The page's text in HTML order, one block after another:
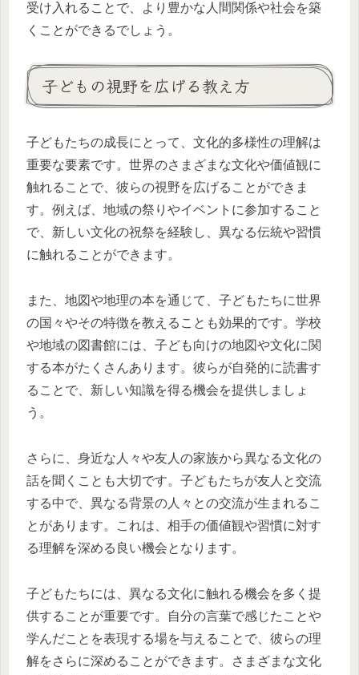
受け入れることで、より豊かな人間関係や社会を築
くことができるでしょう。
子どもの視野を広げる教え方
子どもたちの成長にとって、文化的多様性の理解は
重要な要素です。世界のさまざまな文化や価値観に
触れることで、彼らの視野を広げることができま
す。例えば、地域の祭りやイベントに参加すること
で、新しい文化の祝祭を経験し、異なる伝統や習慣
に触れることができます。
また、地図や地理の本を通じて、子どもたちに世界
の国々やその特徴を教えることも効果的です。学校
や地域の図書館には、子ども向けの地図や文化に関
する本がたくさんあります。彼らが自発的に読書す
ることで、新しい知識を得る機会を提供しましょ
う。
さらに、身近な人々や友人の家族から異なる文化の
話を聞くことも大切です。子どもたちが友人と交流
する中で、異なる背景の人々との交流が生まれるこ
とがあります。これは、相手の価値観や習慣に対す
る理解を深める良い機会となります。
子どもたちには、異なる文化に触れる機会を多く提
供することが重要です。自分の言葉で感じたことや
学んだことを表現する場を与えることで、彼らの理
解をさらに深めることができます。さまざまな文化